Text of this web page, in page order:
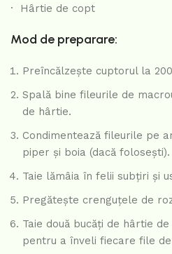
· Hârtie de copt
Mod de preparare:
Preîncălzește cuptorul la
Spală bine fileurile de
de hârtie.
Condimentează fileurile pe
piper și boia (dacă folosești).
Taie lămâia în felii subțiri și
Pregătește crenguțele de
Taie două bucăți de hârtie
pentru a înveli fiecare file